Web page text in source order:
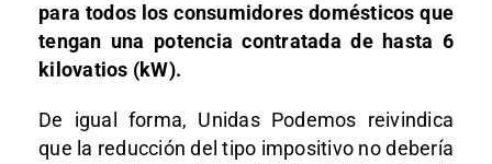
para todos los consumidores domésticos que
tengan una potencia contratada de hasta 6
kilovatios (kW).
De igual forma, Unidas Podemos reivindica
que la reducción del tipo impositivo no debería